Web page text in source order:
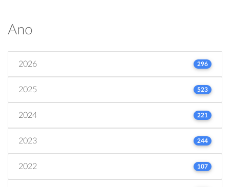
Ano
2026 296
2025 523
2024 221
2023 244
2022 107